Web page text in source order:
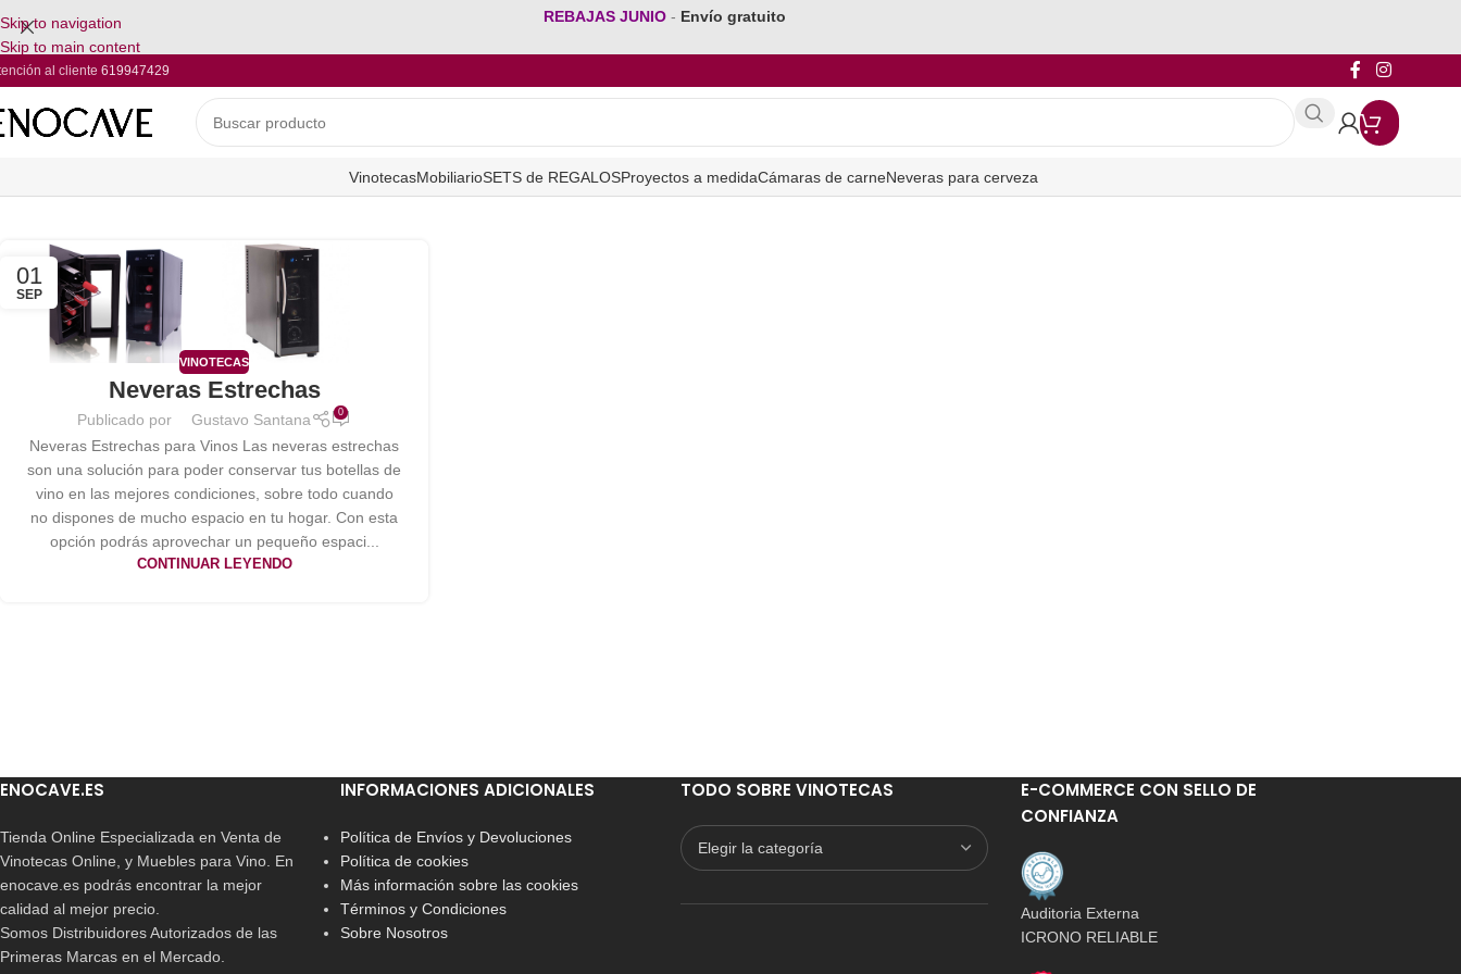
Skip to navigation
Skip to main content
REBAJAS JUNIO - Envío gratuito
al cliente 619947429
VinotecasMobiliarioSETS de REGALOSProyectos a medidaCámaras de carneNeveras para cerveza
01
SEP
VINOTECAS
Neveras Estrechas
Publicado por Gustavo Santana 0
Neveras Estrechas para Vinos Las neveras estrechas
son una solución para poder conservar tus botellas de
vino en las mejores condiciones, sobre todo cuando
no dispones de mucho espacio en tu hogar. Con esta
opción podrás aprovechar un pequeño espaci...
CONTINUAR LEYENDO
ENOCAVE.ES
Tienda Online Especializada en Venta de
Vinotecas Online, y Muebles para Vino. En
enocave.es podrás encontrar la mejor
calidad al mejor precio.
Somos Distribuidores Autorizados de las
Primeras Marcas en el Mercado.
INFORMACIONES ADICIONALES
Política de Envíos y Devoluciones
Política de cookies
Más información sobre las cookies
Términos y Condiciones
Sobre Nosotros
TODO SOBRE VINOTECAS
E-COMMERCE CON SELLO DE
CONFIANZA
Auditoria Externa
ICRONO RELIABLE